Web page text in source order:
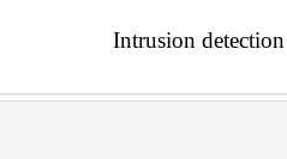
Intrusion